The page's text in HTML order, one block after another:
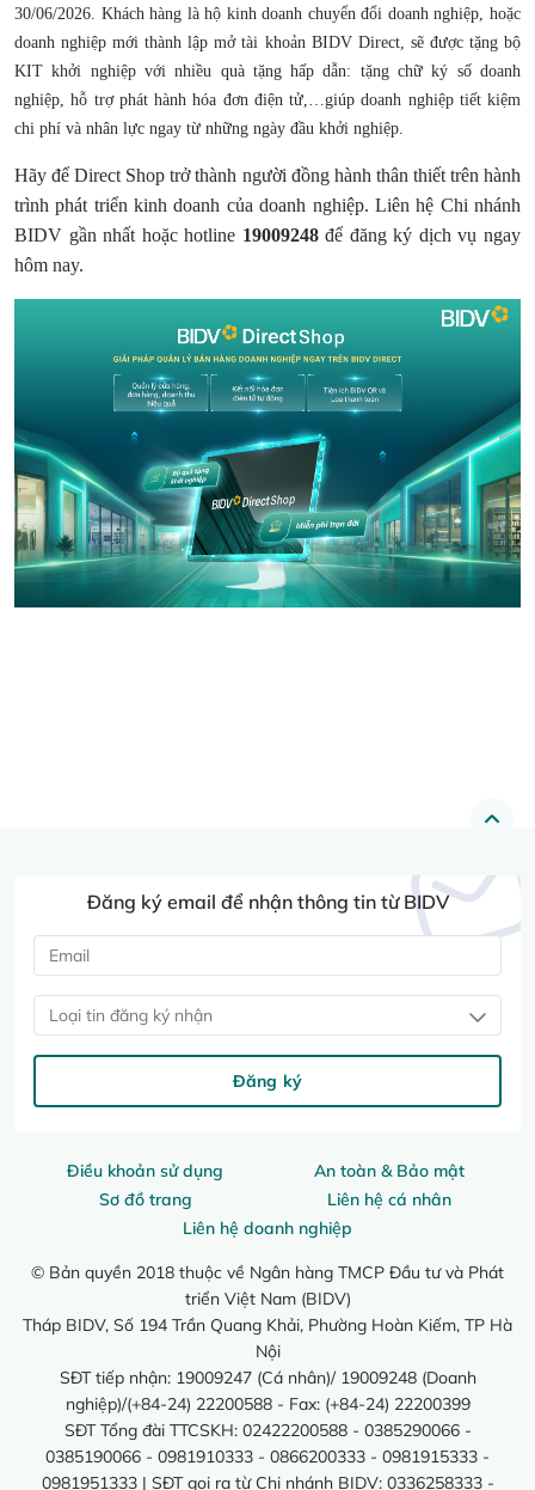
30/06/2026. Khách hàng là hộ kinh doanh chuyển đổi doanh nghiệp, hoặc
doanh nghiệp mới thành lập mở tài khoản BIDV Direct, sẽ được tặng bộ
KIT khởi nghiệp với nhiều quà tặng hấp dẫn: tặng chữ ký số doanh
nghiệp, hỗ trợ phát hành hóa đơn điện tử,…giúp doanh nghiệp tiết kiệm
chi phí và nhân lực ngay từ những ngày đầu khởi nghiệp.
Hãy để Direct Shop trở thành người đồng hành thân thiết trên hành
trình phát triển kinh doanh của doanh nghiệp. Liên hệ Chi nhánh
BIDV gần nhất hoặc hotline 19009248để đăng ký dịch vụ ngay
hôm nay.
Điều khoản sử dụng
An toàn & Bảo mật
Sơ đồ trang
Liên hệ cá nhân
Liên hệ doanh nghiệp
© Bản quyền 2018 thuộc về Ngân hàng TMCP Đầu tư và Phát
triển Việt Nam (BIDV)
Tháp BIDV, Số 194 Trần Quang Khải, Phường Hoàn Kiếm, TP Hà
Nội
SĐT tiếp nhận: 19009247 (Cá nhân)/ 19009248 (Doanh
nghiệp)/(+84-24) 22200588 - Fax: (+84-24) 22200399
SĐT Tổng đài TTCSKH: 02422200588 - 0385290066 -
0385190066 - 0981910333 - 0866200333 - 0981915333 -
0981951333 | SĐT gọi ra từ Chi nhánh BIDV: 0336258333 -
Đăng ký email để nhận thông tin từ BIDV
Loại tin đăng ký nhận
Đăng ký